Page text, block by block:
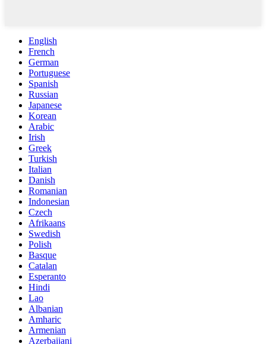
English
French
German
Portuguese
Spanish
Russian
Japanese
Korean
Arabic
Irish
Greek
Turkish
Italian
Danish
Romanian
Indonesian
Czech
Afrikaans
Swedish
Polish
Basque
Catalan
Esperanto
Hindi
Lao
Albanian
Amharic
Armenian
Azerbaijani